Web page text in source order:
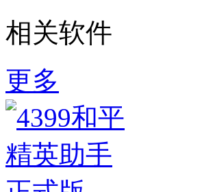
相关软件
更多